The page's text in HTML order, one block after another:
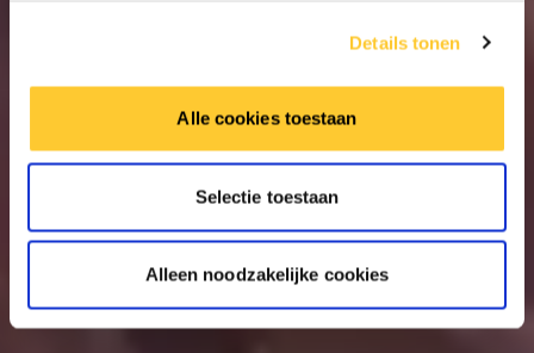
Details tonen
Alle cookies toestaan
Selectie toestaan
Alleen noodzakelijke cookies